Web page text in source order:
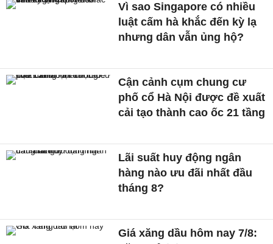
Vì sao Singapore có nhiều
luật cấm hà khắc đến kỳ lạ
nhưng dân vẫn ủng hộ?
Cận cảnh cụm chung cư
phố cổ Hà Nội được đề xuất
cải tạo thành cao ốc 21 tầng
Lãi suất huy động ngân
hàng nào ưu đãi nhất đầu
tháng 8?
Giá xăng dầu hôm nay 7/8: